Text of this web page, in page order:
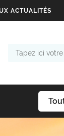
ACTUALITÉS